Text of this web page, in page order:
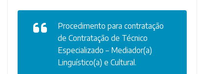
Procedimento para contratação
de Contratação de Técnico
Especializado – Mediador(a)
Linguístico(a) e Cultural.